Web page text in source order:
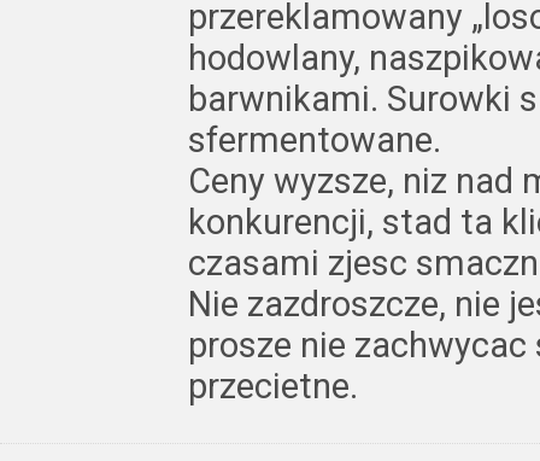
przereklamowany
hodowlany,
barwnikami. Surowki
sfermentowane.
Ceny wyzsze, niz nad
konkurencji, stad ta
czasami zjesc
Nie zazdroszcze, nie
prosze nie
przecietne.